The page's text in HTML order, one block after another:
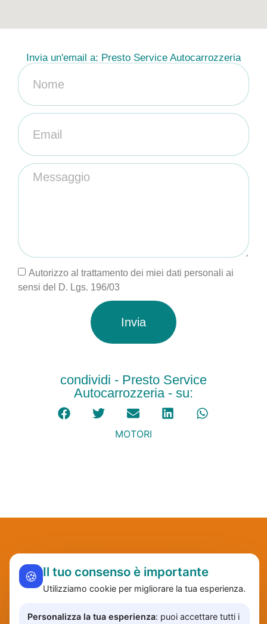
Invia un'email a: Presto Service Autocarrozzeria
Autorizzo al trattamento dei miei dati personali ai
sensi del D. Lgs. 196/03
Invia
condividi - Presto Service
Autocarrozzeria - su:
MOTORI
🍪 Il tuo consenso è importante
Utilizziamo cookie per migliorare la tua esperienza.
Personalizza la tua esperienza: puoi accettare tutti i